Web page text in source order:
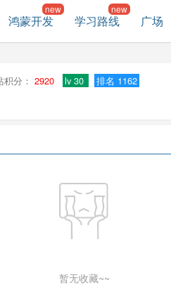
鸿蒙开发 学习路线 广场
积分： 2920 lv 30 排名 1162
暂无收藏~~